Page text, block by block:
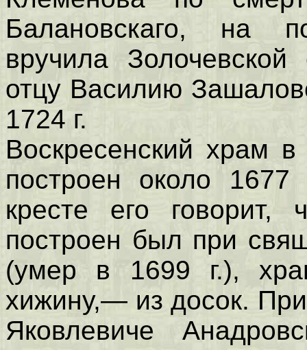
Балановскаго, на
вручила
отцу Василию
1724 г.
Воскресенский храм
построен около
кресте его
построен был при
(умер в 1699 г.),
хижину,— из досок.
Яковлевиче